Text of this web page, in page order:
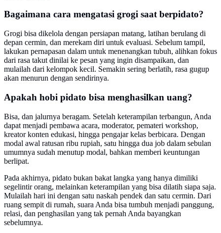
Bagaimana cara mengatasi grogi saat berpidato?
Grogi bisa dikelola dengan persiapan matang, latihan berulang di
depan cermin, dan merekam diri untuk evaluasi. Sebelum tampil,
lakukan pernapasan dalam untuk menenangkan tubuh, alihkan fokus
dari rasa takut dinilai ke pesan yang ingin disampaikan, dan
mulailah dari kelompok kecil. Semakin sering berlatih, rasa gugup
akan menurun dengan sendirinya.
Apakah hobi pidato bisa menghasilkan uang?
Bisa, dan jalurnya beragam. Setelah keterampilan terbangun, Anda
dapat menjadi pembawa acara, moderator, pemateri workshop,
kreator konten edukasi, hingga pengajar kelas berbicara. Dengan
modal awal ratusan ribu rupiah, satu hingga dua job dalam sebulan
umumnya sudah menutup modal, bahkan memberi keuntungan
berlipat.
Pada akhirnya, pidato bukan bakat langka yang hanya dimiliki
segelintir orang, melainkan keterampilan yang bisa dilatih siapa saja.
Mulailah hari ini dengan satu naskah pendek dan satu cermin. Dari
ruang sempit di rumah, suara Anda bisa tumbuh menjadi panggung,
relasi, dan penghasilan yang tak pernah Anda bayangkan
sebelumnya.